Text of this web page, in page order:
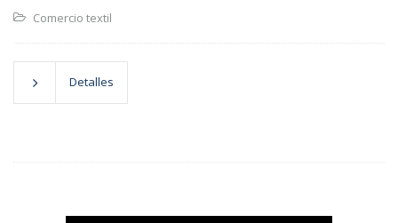
Comercio textil
Detalles